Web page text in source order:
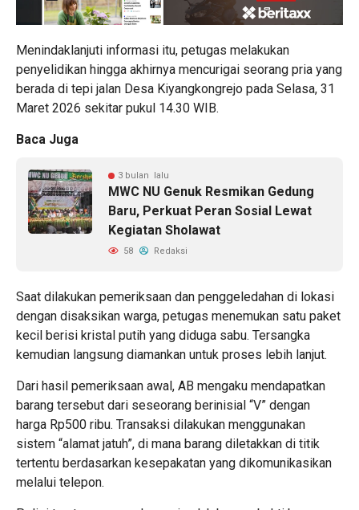
Menindaklanjuti informasi itu, petugas melakukan
penyelidikan hingga akhirnya mencurigai seorang pria yang
berada di tepi jalan Desa Kiyangkongrejo pada Selasa, 31
Maret 2026 sekitar pukul 14.30 WIB.
Baca Juga
3 bulan lalu
MWC NU Genuk Resmikan Gedung
Baru, Perkuat Peran Sosial Lewat
Kegiatan Sholawat
58 Redaksi
Saat dilakukan pemeriksaan dan penggeledahan di lokasi
dengan disaksikan warga, petugas menemukan satu paket
kecil berisi kristal putih yang diduga sabu. Tersangka
kemudian langsung diamankan untuk proses lebih lanjut.
Dari hasil pemeriksaan awal, AB mengaku mendapatkan
barang tersebut dari seseorang berinisial “V” dengan
harga Rp500 ribu. Transaksi dilakukan menggunakan
sistem “alamat jatuh”, di mana barang diletakkan di titik
tertentu berdasarkan kesepakatan yang dikomunikasikan
melalui telepon.